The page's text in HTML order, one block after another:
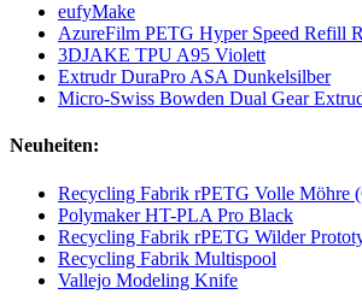
eufyMake
AzureFilm PETG Hyper Speed Refill
3DJAKE TPU A95 Violett
Extrudr DuraPro ASA Dunkelsilber
Micro-Swiss Bowden Dual Gear
Neuheiten:
Recycling Fabrik rPETG Volle Möhre
Polymaker HT-PLA Pro Black
Recycling Fabrik rPETG Wilder
Recycling Fabrik Multispool
Vallejo Modeling Knife